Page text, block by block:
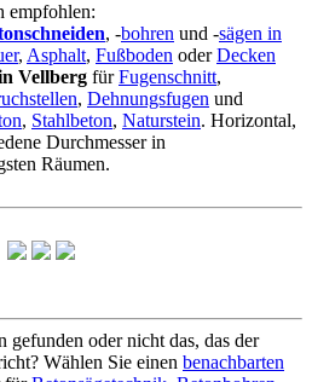
empfohlen:
, -bohren und -sägen in
, Asphalt, Fußboden oderDecken
Vellberg fürFugenschnitt,
, Dehnungsfugen und
, Stahlbeton, Naturstein. Horizontal,
Durchmesser in
Räumen.
gefunden oder nicht das, das der
Wählen Sie einen benachbarten